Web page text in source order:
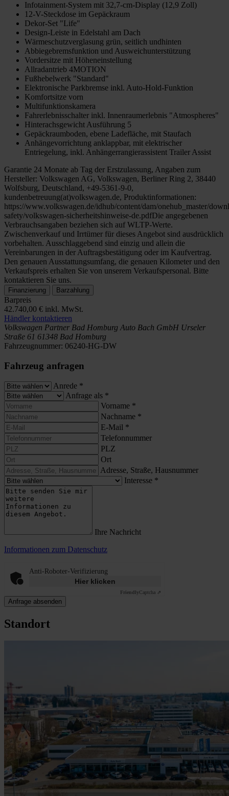
Infotainment-System mit 32,7-cm-Display (12,9 Zoll)
12-V-Steckdose im Gepäckraum
Dekor-Set "Life"
Design-Leiste in Edelstahl am Dach
Wärmeschutzverglasung grün, seitlich undhinten
Abbiegebremsfunktion und Ausweichunterstützung
Vordersitze mit Höheneinstellung
Allradantrieb 4MOTION
Fußhebelwerk "Standard"
Elektronische Parkbremse inkl. Auto-Hold-Funktion
Komfortsitze vorn
Multifunktionskamera
Fahrerlebnisschalter inkl. Innenraumerlebnis "Atmospheres"
Hinterachsgewicht Ausführung 5
Gepäckraumboden, ebene Ladefläche, mit Staufach
Anhängevorrichtung anklappbar, mit elektrischer
Entriegelung, inkl. Anhängerrangierassistent Trailer Assist
Garantie 24 Monate ab Tag der Erstzulassung, Angaben zum
Hersteller: Volkswagen AG, Volkswagen, Berliner Ring 2, 38440
Wolfsburg, Deutschland, +49-5361-9-0,
kundenbetreuung(at)volkswagen.de, Produktinformationen:
https://www.volkswagen.de/idhub/content/dam/onehub_master/
safety/volkswagen-sicherheitshinweise-de.pdfDie angegebenen
Verbrauchsangaben beziehen sich auf WLTP-Werte.
Zwischenverkauf und Irrtümer für dieses Angebot sind ausdrücklich
vorbehalten. Ausschlaggebend sind einzig und allein die
Vereinbarungen in der Auftragsbestätigung oder im Kaufvertrag.
Den genauen Ausstattungsumfang, die genauen Kilometer und den
Verkaufspreis erhalten Sie von unserem Verkaufspersonal. Bitte
kontaktieren Sie uns.
Finanzierung Barzahlung
Barpreis
42.740,00 € inkl. MwSt.
Händler kontaktieren
Volkswagen Partner Bad Homburg Auto Bach GmbH Urseler
Straße 61 61348 Bad Homburg
Fahrzeugnummer: 06240-HG-DW
Fahrzeug anfragen
Anrede *
Anfrage als *
Vorname *
Nachname *
E-Mail *
Telefonnummer
PLZ
Ort
Adresse, Straße, Hausnummer
Interesse *
Ihre Nachricht
Informationen zum Datenschutz
Anti-Roboter-Verifizierung
Hier klicken
FriendlyCaptcha ⇗
Anfrage absenden
Standort